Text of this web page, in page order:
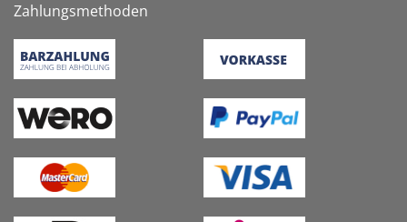
Zahlungsmethoden